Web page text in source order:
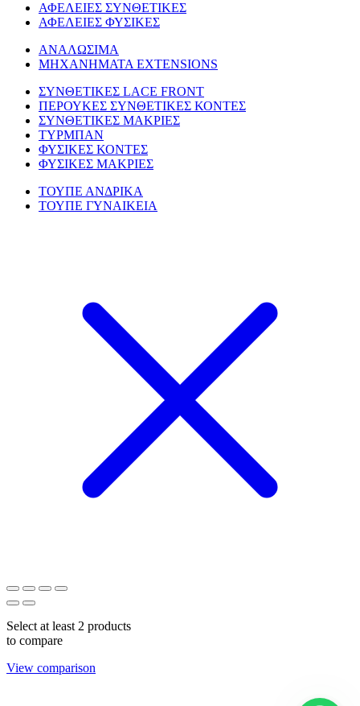
ΑΦΕΛΕΙΕΣ ΣΥΝΘΕΤΙΚΕΣ
ΑΦΕΛΕΙΕΣ ΦΥΣΙΚΕΣ
ΑΝΑΛΩΣΙΜΑ
ΜΗΧΑΝΗΜΑΤΑ EXTENSIONS
ΣΥΝΘΕΤΙΚΕΣ LACE FRONT
ΠΕΡΟΥΚΕΣ ΣΥΝΘΕΤΙΚΕΣ ΚΟΝΤΕΣ
ΣΥΝΘΕΤΙΚΕΣ ΜΑΚΡΙΕΣ
ΤΥΡΜΠΑΝ
ΦΥΣΙΚΕΣ ΚΟΝΤΕΣ
ΦΥΣΙΚΕΣ ΜΑΚΡΙΕΣ
ΤΟΥΠΕ ΑΝΔΡΙΚΑ
ΤΟΥΠΕ ΓΥΝΑΙΚΕΙΑ
Select at least 2 products
to compare
View comparison